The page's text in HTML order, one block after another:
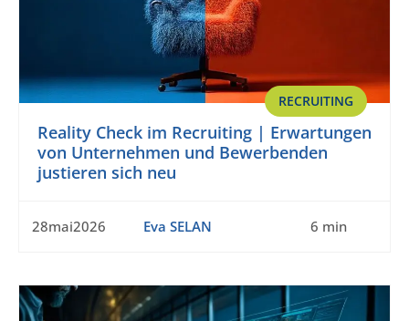
RECRUITING
Reality Check im Recruiting | Erwartungen
von Unternehmen und Bewerbenden
justieren sich neu
28mai2026 Eva SELAN 6 min